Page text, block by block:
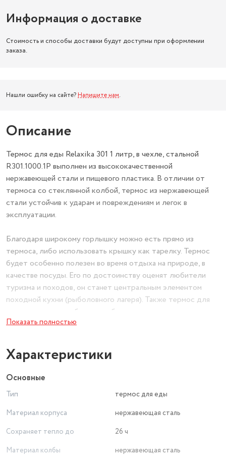
Информация о доставке
Стоимость и способы доставки будут доступны при оформлении
заказа.
Нашли ошибку на сайте? Напишите нам.
Описание
Термос для еды Relaxika 301 1 литр, в чехле, стальной
R301.1000.1P выполнен из высококачественной
нержавеющей стали и пищевого пластика. В отличии от
термоса со стеклянной колбой, термос из нержавеющей
стали устойчив к ударам и повреждениям и легок в
эксплуатации.
Благодаря широкому горлышку можно есть прямо из
термоса, либо использовать крышку как тарелку. Термос
будет особенно полезен во время отдыха на природе, в
качестве посуды. Его по достоинству оценят любители
туризма и походов, он станет центральным элементом
походной кухни (рыболовного лагеря). Также термос для
супа и еды в чехле будет особенно полезен охотникам и
рыболовам.
Компактный размер и легкий вес делает термос возможным
для использования даже ребенком, удобно брать еду
ребенку на прогулку или давать с собой на экскурсию. Его
Термочехол оснащен ручкой для удобной переноски,
чему подойдет для похода на тренировку или в школу,
поездки на дачу или на работу.
Показать полностью
Характеристики
Основные
Тип
термос для еды
Материал корпуса
нержавеющая сталь
Сохраняет тепло до
26 ч
Материал колбы
нержавеющая сталь